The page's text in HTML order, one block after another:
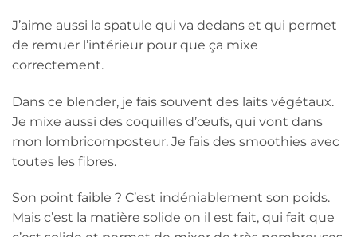
J’aime aussi la spatule qui va dedans et qui permet
de remuer l’intérieur pour que ça mixe
correctement.
Dans ce blender, je fais souvent des laits végétaux.
Je mixe aussi des coquilles d’œufs, qui vont dans
mon lombricomposteur. Je fais des smoothies avec
toutes les fibres.
Son point faible ? C’est indéniablement son poids.
Mais c’est la matière solide on il est fait, qui fait que